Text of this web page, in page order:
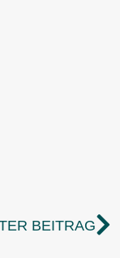
BEITRAG